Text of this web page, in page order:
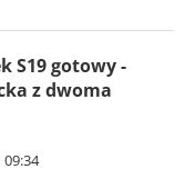
S19 gotowy -
z dwoma